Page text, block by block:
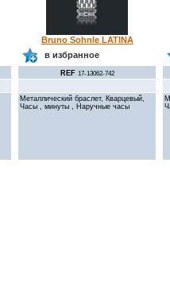
Bruno Sohnle LATINA
в избранное
REF 17-13062-742
Металлический браслет, Кварцевый,
Часы , минуты , Наручные часы